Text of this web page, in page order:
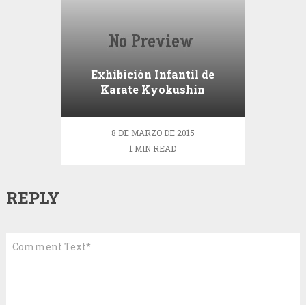
Exhibición Infantil de
Karate Kyokushin
8 DE MARZO DE 2015
1 MIN READ
REPLY